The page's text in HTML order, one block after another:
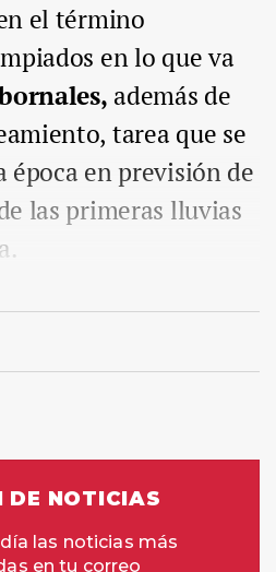
el término
en lo que va
además de
tarea que se
en previsión de
las primeras lluvias